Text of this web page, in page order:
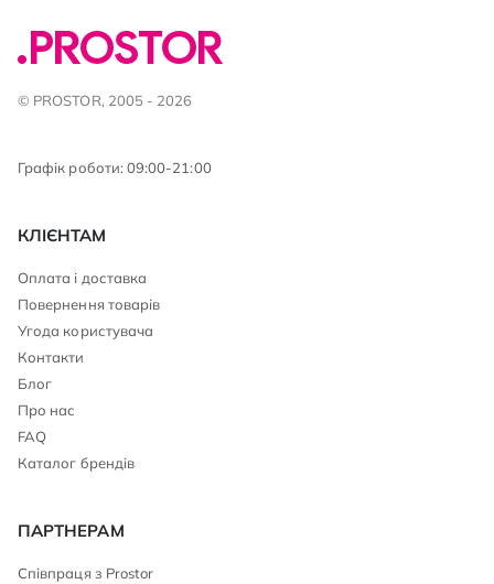
© PROSTOR, 2005 - 2026
Графік роботи: 09:00-21:00
КЛІЄНТАМ
Оплата і доставка
Повернення товарів
Угода користувача
Контакти
Блог
Про нас
FAQ
Каталог брендів
ПАРТНЕРАМ
Співпраця з Prostor